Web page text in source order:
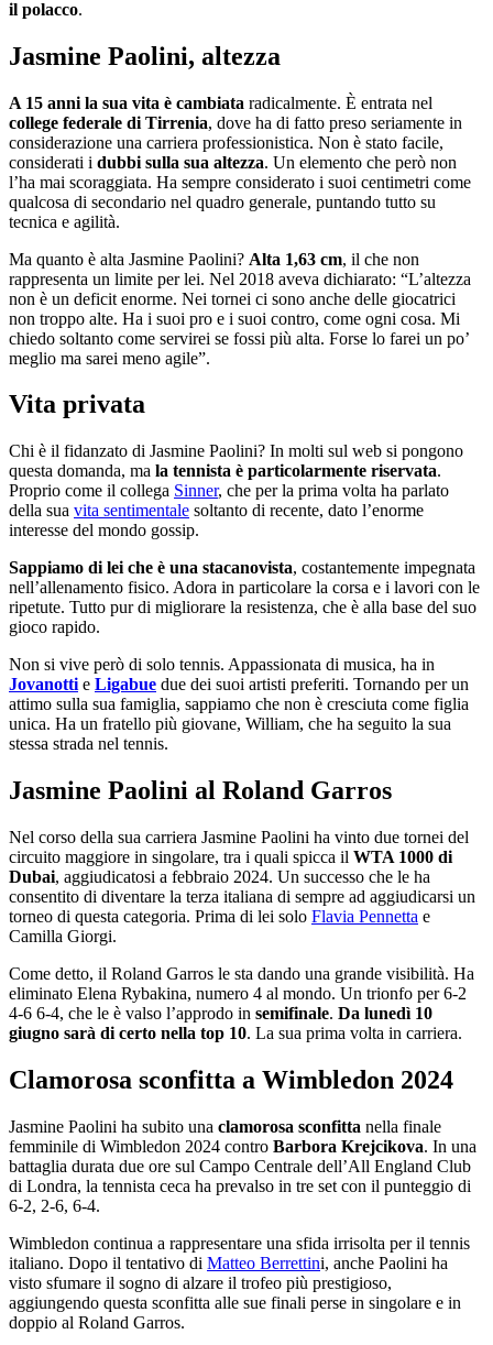
il polacco.
Jasmine Paolini, altezza
A 15 anni la sua vita è cambiata radicalmente. È entrata nel
college federale di Tirrenia, dove ha di fatto preso seriamente in
considerazione una carriera professionistica. Non è stato facile,
considerati i dubbi sulla sua altezza. Un elemento che però non
l’ha mai scoraggiata. Ha sempre considerato i suoi centimetri come
qualcosa di secondario nel quadro generale, puntando tutto su
tecnica e agilità.
Ma quanto è alta Jasmine Paolini? Alta 1,63 cm, il che non
rappresenta un limite per lei. Nel 2018 aveva dichiarato: “L’altezza
non è un deficit enorme. Nei tornei ci sono anche delle giocatrici
non troppo alte. Ha i suoi pro e i suoi contro, come ogni cosa. Mi
chiedo soltanto come servirei se fossi più alta. Forse lo farei un po’
meglio ma sarei meno agile”.
Vita privata
Chi è il fidanzato di Jasmine Paolini? In molti sul web si pongono
questa domanda, ma la tennista è particolarmente riservata.
Proprio come il collega Sinner, che per la prima volta ha parlato
della sua vita sentimentale soltanto di recente, dato l’enorme
interesse del mondo gossip.
Sappiamo di lei che è una stacanovista, costantemente impegnata
nell’allenamento fisico. Adora in particolare la corsa e i lavori con le
ripetute. Tutto pur di migliorare la resistenza, che è alla base del suo
gioco rapido.
Non si vive però di solo tennis. Appassionata di musica, ha in
Jovanotti e Ligabue due dei suoi artisti preferiti. Tornando per un
attimo sulla sua famiglia, sappiamo che non è cresciuta come figlia
unica. Ha un fratello più giovane, William, che ha seguito la sua
stessa strada nel tennis.
Jasmine Paolini al Roland Garros
Nel corso della sua carriera Jasmine Paolini ha vinto due tornei del
circuito maggiore in singolare, tra i quali spicca il WTA 1000 di
Dubai, aggiudicatosi a febbraio 2024. Un successo che le ha
consentito di diventare la terza italiana di sempre ad aggiudicarsi un
torneo di questa categoria. Prima di lei solo Flavia Pennetta e
Camilla Giorgi.
Come detto, il Roland Garros le sta dando una grande visibilità. Ha
eliminato Elena Rybakina, numero 4 al mondo. Un trionfo per 6-2
4-6 6-4, che le è valso l’approdo in semifinale. Da lunedì 10
giugno sarà di certo nella top 10. La sua prima volta in carriera.
Clamorosa sconfitta a Wimbledon 2024
Jasmine Paolini ha subito una clamorosa sconfitta nella finale
femminile di Wimbledon 2024 contro Barbora Krejcikova. In una
battaglia durata due ore sul Campo Centrale dell’All England Club
di Londra, la tennista ceca ha prevalso in tre set con il punteggio di
6-2, 2-6, 6-4.
Wimbledon continua a rappresentare una sfida irrisolta per il tennis
italiano. Dopo il tentativo di Matteo Berrettini, anche Paolini ha
visto sfumare il sogno di alzare il trofeo più prestigioso,
aggiungendo questa sconfitta alle sue finali perse in singolare e in
doppio al Roland Garros.